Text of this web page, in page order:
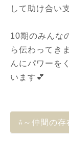
して助け合い
10期のみんな
ら伝わってき
んにパワーを
います💕
⁂～仲間の